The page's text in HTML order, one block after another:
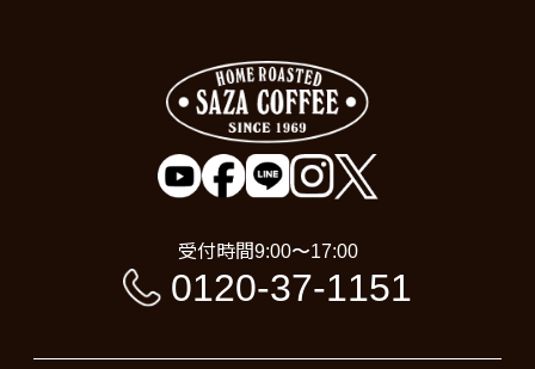
受付時間9:00〜17:00
0120-37-1151